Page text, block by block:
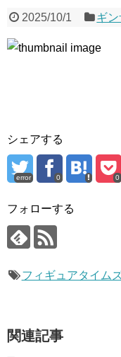
2025/10/1 ギン
シェアする
error 0 0
フォローする
フィギュアタイム
関連記事